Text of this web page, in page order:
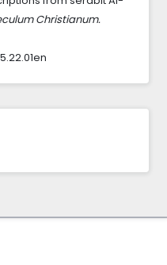
Christianum.